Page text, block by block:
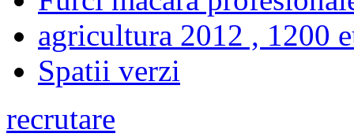
agricultura 2012 , 1200
Spatii verzi
recrutare